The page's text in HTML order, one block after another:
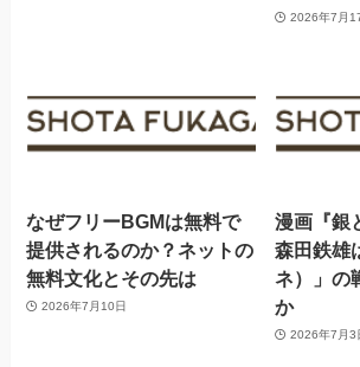
2026年7月
なぜフリーBGMは無料で
提供されるのか？ネットの
無料文化とその先は
2026年7月10日
漫画『銀
森田鉄雄
ネ）」の
か
2026年7月3